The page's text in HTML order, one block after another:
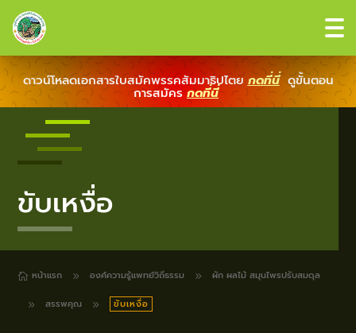
ดาวน์โหลดเอกสารใบสมัคพรรคสัมมาธิปไตย กดที่นี่ ดูขั้นตอน
การสมัครกดที่นี่
ขับเหงื่อ
 หน้าแรก 9 องค์ความรู้แพทย์วิถีธรรม 9 ผัก ผลไม้ สมุนไพรปรับสมดุล
9 สรรพคุณ 9 ขับเหงื่อ